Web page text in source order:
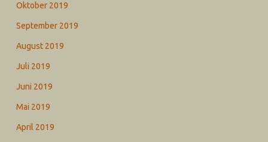
Oktober 2019
September 2019
August 2019
Juli 2019
Juni 2019
Mai 2019
April 2019